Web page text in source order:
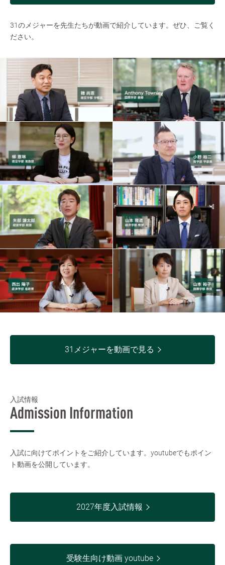
31のメジャーを先生たちが動画で紹介しています。ぜひ、ご覧く
ださい。
31メジャーを動画で見る
入試情報
Admission Information
入試に向けてポイントをご紹介しています。youtubeでもポイン
ト動画を公開しています。
2027年度入試情報
受験生向け動画 youtube